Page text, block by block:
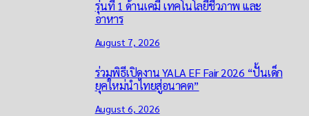
รุ่นที่ 1 ด้านเคมี เทคโนโลยีชีวภาพ และ
อาหาร
August 7, 2026
ร่วมพิธีเปิดงาน YALA EF Fair 2026 “ปั้นเด็ก
ยุคใหม่นำไทยสู่อนาคต”
August 6, 2026